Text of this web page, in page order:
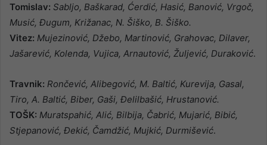
Tomislav: Sabljo, Baškarad, Ćerdić, Hasić, Banović, Vrgoč,
Musić, Đugum, Križanac, N. Šiško, B. Šiško.
Vitez: Mujezinović, Džebo, Martinović, Grahovac, Dilaver,
Jašarević, Kolenda, Vujica, Arnautović, Žuljević, Duraković.
Travnik: Rončević, Alibegović, M. Baltić, Kurevija, Gasal,
Tiro, A. Baltić, Biber, Gaši, Đelilbašić, Hrustanović.
TOŠK: Muratspahić, Alić, Bilbija, Čabrić, Mujarić, Bibić,
Stjepanović, Đekić, Čamdžić, Mujkić, Durmišević.